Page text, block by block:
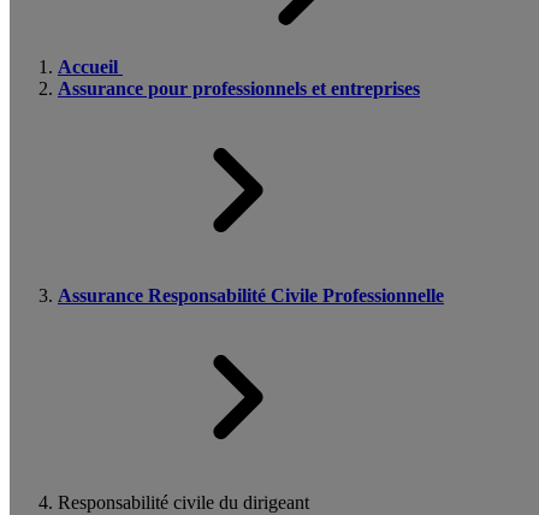
Accueil
Assurance pour professionnels et entreprises
Assurance Responsabilité Civile Professionnelle
Responsabilité civile du dirigeant